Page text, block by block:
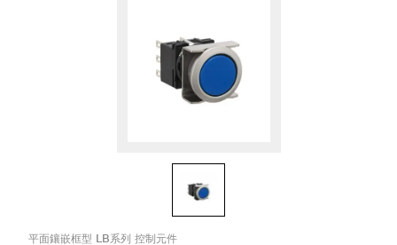
平面鑲嵌框型 LB系列 控制元件